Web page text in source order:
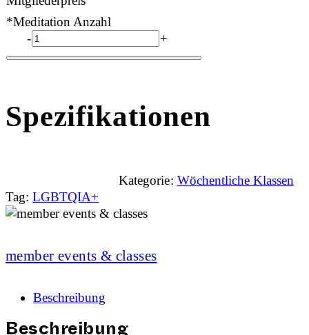
*Meditation Anzahl
-
+
Spezifikationen
Kategorie: Wöchentliche Klassen
Tag: LGBTQIA+
member events & classes
Beschreibung
Beschreibung